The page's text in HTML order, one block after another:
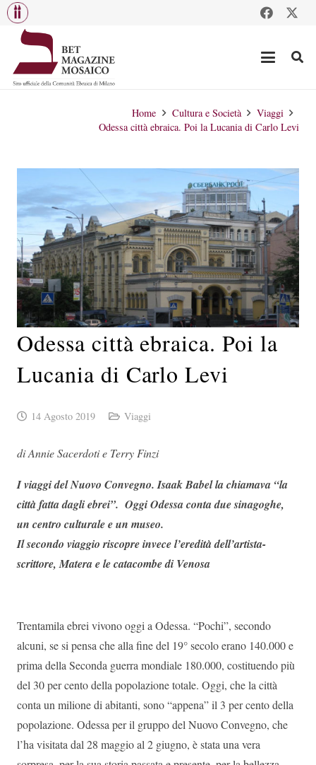
Home Cultura e Società
Viaggi
Odessa città ebraica. Poi la Lucania di Carlo Levi
Odessa città ebraica. Poi la
Lucania di Carlo Levi
14 Agosto 2019 Viaggi
di Annie Sacerdoti e Terry Finzi
I viaggi del Nuovo Convegno.Isaak Babel la chiamava “la
città fatta dagli ebrei”. Oggi Odessa conta due sinagoghe,
un centro culturale e un museo.
Il secondo viaggio riscopre invece l’eredità dell’artista-
scrittore, Matera e le catacombe di Venosa
Trentamila ebrei vivono oggi a Odessa. “Pochi”, secondo
alcuni, se si pensa che alla fine del 19° secolo erano 140.000 e
prima della Seconda guerra mondiale 180.000, costituendo più
del 30 per cento della popolazione totale. Oggi, che la città
conta un milione di abitanti, sono “appena” il 3 per cento della
popolazione. Odessa per il gruppo del Nuovo Convegno, che
l’ha visitata dal 28 maggio al 2 giugno, è stata una vera